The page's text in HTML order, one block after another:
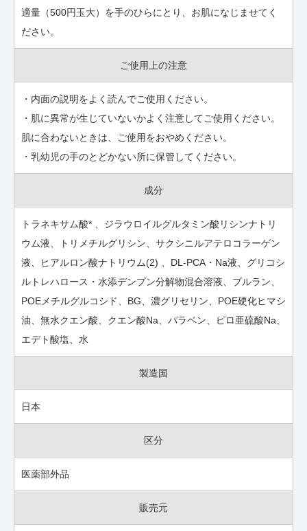
適量（500円玉大）を手のひらにとり、お肌になじませてく
ださい。
ご使用上の注意
・内面の説明をよく読んでご使用ください。
・肌に異常が生じていないかよく注意してご使用ください。
肌に合わないときは、ご使用をおやめください。
・乳幼児の手のとどかない所に保管してください。
成分
トラネキサム酸* 、ジラウロイルグルタミン酸リシンナトリ
ウム液、トリメチルグリシン、サクシニルアテロコラーゲン
液、ヒアルロン酸ナトリウム(2) 、DL-PCA・Na液、グリコシ
ルトレハロース・水添デンプン分解物混合溶液、プルラン、
POEメチルグルコシド、BG、濃グリセリン、POE硬化ヒマシ
油、無水クエン酸、クエン酸Na、パラベン、ピロ亜硫酸Na、
エデト酸塩、水
製造国
日本
区分
医薬部外品
販売元